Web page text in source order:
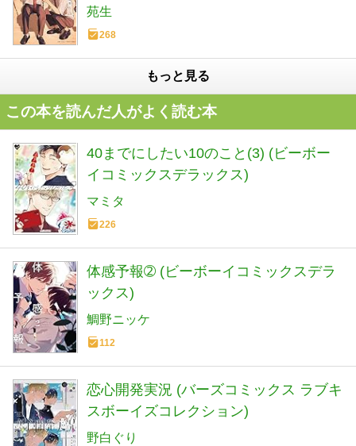
苑生
268
もっと見る
この本を読んだ人がよく読む本
40までにしたい10のこと(3) (ビーボー
イコミックスデラックス)
マミタ
226
体感予報➁ (ビーボーイコミックスデラ
ックス)
鯛野ニッケ
112
恋心開発実況 (バーズコミックス ラブキ
スボーイズコレクション)
野白ぐり